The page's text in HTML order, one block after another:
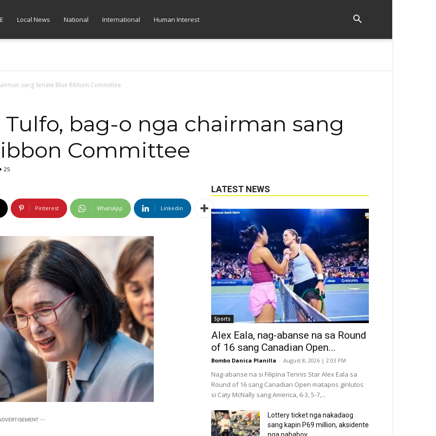
Local News National International Human Interest
sang Senate Blue Ribbon Committee
bag-o nga chairman sang
Committee
25
Pinterest WhatsApp Linkedin
--
LATEST NEWS
Sports
Alex Eala, nag-abanse na sa Round
of 16 sang Canadian Open...
Bombo Danica Planilla - August 8, 2026 | 2:03 PM
Nag-abanse na si Filipina Tennis Star Alex Eala sa
Round of 16 sang Canadian Open matapos ginlutos
si Caty McNally sang America, 6-3, 5-7,...
Lottery ticket nga nakadaog
sang kapin P69 million, aksidente